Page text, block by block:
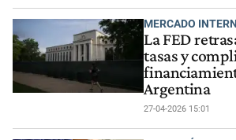
MERCADO
La FED
tasas y
Argentina
27-04-2026 15:01